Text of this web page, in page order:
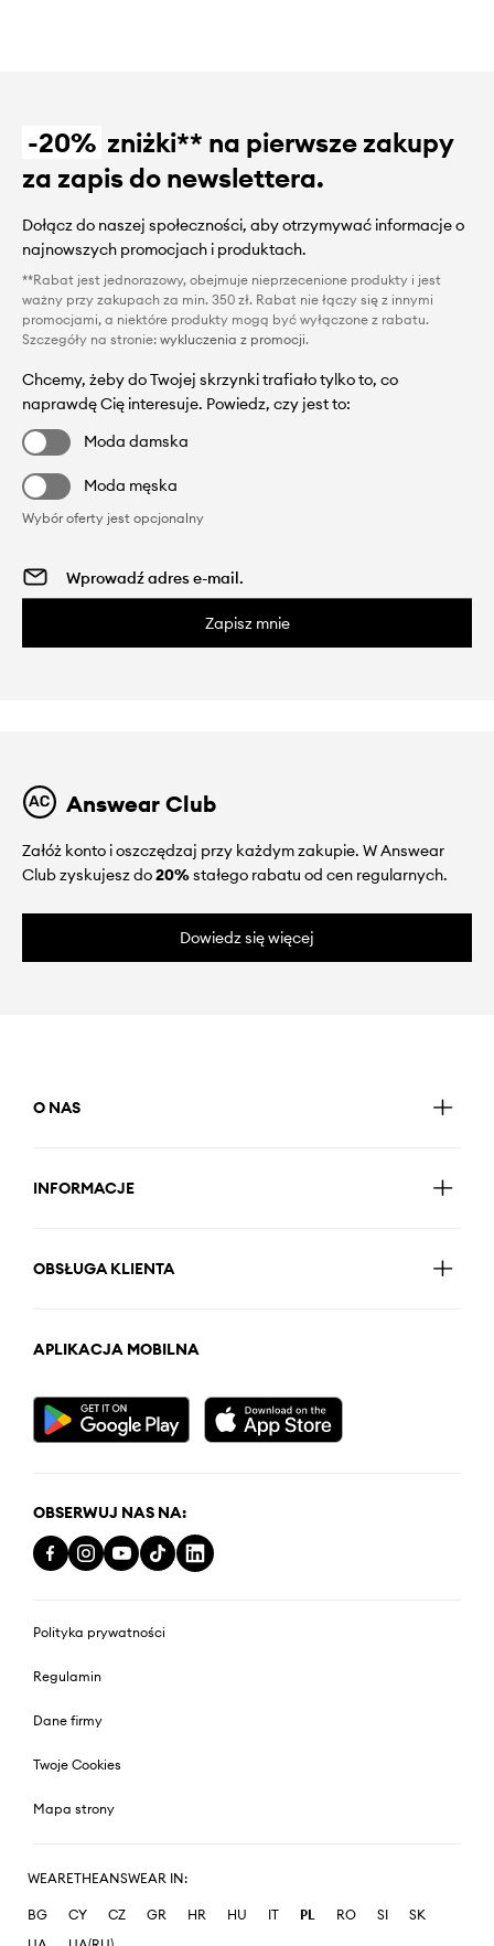
-20% zniżki** na pierwsze zakupy
za zapis do newslettera.
Dołącz do naszej społeczności, aby otrzymywać informacje o
najnowszych promocjach i produktach.
**Rabat jest jednorazowy, obejmuje nieprzecenione produkty i jest
ważny przy zakupach za min. 350 zł. Rabat nie łączy się z innymi
promocjami, a niektóre produkty mogą być wyłączone z rabatu.
Szczegóły na stronie: wykluczenia z promocji.
Chcemy, żeby do Twojej skrzynki trafiało tylko to, co
naprawdę Cię interesuje. Powiedz, czy jest to:
Moda damska
Moda męska
Wybór oferty jest opcjonalny
Zapisz mnie
Answear Club
Załóż konto i oszczędzaj przy każdym zakupie. W Answear
Club zyskujesz do20%stałego rabatu od cen regularnych.
Dowiedz się więcej
O NAS
INFORMACJE
OBSŁUGA KLIENTA
APLIKACJA MOBILNA
OBSERWUJ NAS NA:
Polityka prywatności
Regulamin
Dane firmy
Twoje Cookies
Mapa strony
WEARETHEANSWEAR IN:
BG CY CZ GR HR HU IT PL RO SI
SK